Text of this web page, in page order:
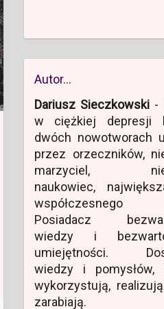
Autor…
Dariusz Sieczkowski -
w ciężkiej depresji
dwóch nowotworach
przez orzeczników,
marzyciel,
naukowiec,
Posiadacz
wiedzy i
umiejętności.
wiedzy i pomysłów,
wykorzystują,
zarabiają.